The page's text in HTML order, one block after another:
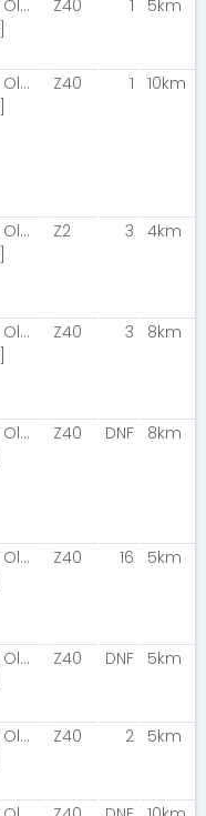
Krčálová Olga
Z40 1 5km
Krčálová Olga
Z40 1 10km
Krčálová Olga
Z2 3 4km
Krčálová Olga
Z40 3 8km
Krčálová Olga
Z40 DNF 8km
Krčálová Olga
Z40 16 5km
Krčálová Olga
Z40 DNF 5km
Krčálová Olga
Z40 2 5km